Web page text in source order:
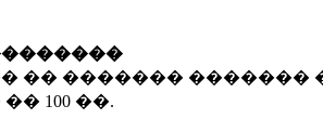
�� ������� �������
�� 100 ��.